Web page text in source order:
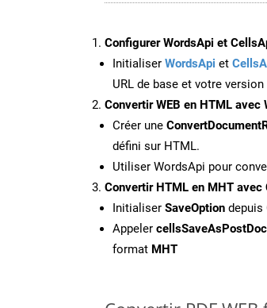
Configurer WordsApi et
Initialiser WordsApi et
URL de base et votre version
Convertir WEB en HTML avec
Créer une
défini sur HTML.
Utiliser WordsApi pour
Convertir HTML en MHT avec
Initialiser SaveOption depuis
Appeler
format MHT